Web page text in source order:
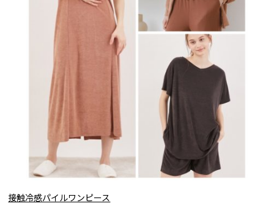
接触冷感パイルワンピース